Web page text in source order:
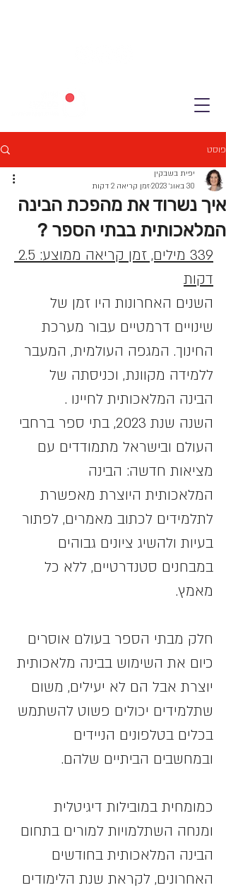
פוסט
איך נשרוד את מהפכת הבינה
המלאכותית בבתי הספר ?
יפית בשבקין
30 באוג׳ 2023
זמן קריאה 2 דקות
דקות
השנים האחרונות היו זמן של
שינויים דרמטיים עבור מערכת
החינוך. המגפה העולמית, המעבר
ללמידה מקוונת, וכניסתה של
הבינה המלאכותית לחיינו .
השנה שנת 2023, בתי ספר ברחבי
העולם ובישראל מתמודדים עם
מציאות חדשה: הבינה
המלאכותית היוצרת מאפשרת
לתלמידים לכתוב מאמרים, לפתור
בעיות ולהשיג ציונים גבוהים
במבחנים סטנדרטיים, ללא כל
מאמץ.
חלק מבתי הספר בעולם אוסרים
כיום את השימוש בבינה מלאכותית
יוצרת אבל הם לא יעילים, משום
שתלמידים יכולים פשוט להשתמש
בכלים בטלפונים הניידים
ובמחשבים הביתיים שלהם.
כמומחית במובילות דיגיטלית
ומנחה השתלמויות למורים בתחום
הבינה המלאכותית בחודשים
האחרונים, לקראת שנת הלימודים